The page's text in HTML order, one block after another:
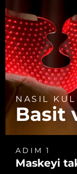
NASIL
Basit
ADIM 1
Maskeyi